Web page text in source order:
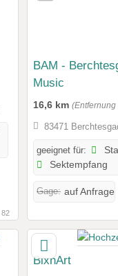
82
BAM -
Music
16,6 km (Entfernung
83471
geeignet für:
Sektempfang
Gage: auf Anfrage
BixnArt